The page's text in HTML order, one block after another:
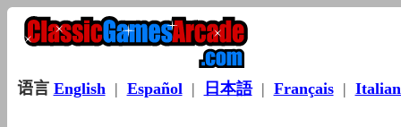
语言 English| Español| 日本語| Français|